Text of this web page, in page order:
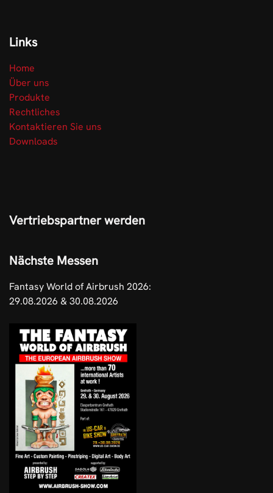
Links
Home
Über uns
Produkte
Rechtliches
Kontaktieren Sie uns
Downloads
Vertriebspartner werden
Nächste Messen
Fantasy World of Airbrush 2026:
29.08.2026 & 30.08.2026